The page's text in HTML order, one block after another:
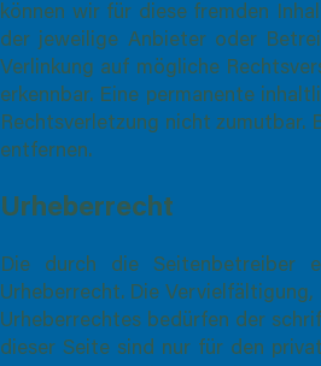
können wir für diese fremden
der jeweilige Anbieter oder
Verlinkung auf mögliche
erkennbar. Eine permanente
Rechtsverletzung nicht zumutbar.
entfernen.
Urheberrecht
Die durch die Seitenbetreiber
Urheberrecht. Die
Urheberrechtes bedürfen der
dieser Seite sind nur für den